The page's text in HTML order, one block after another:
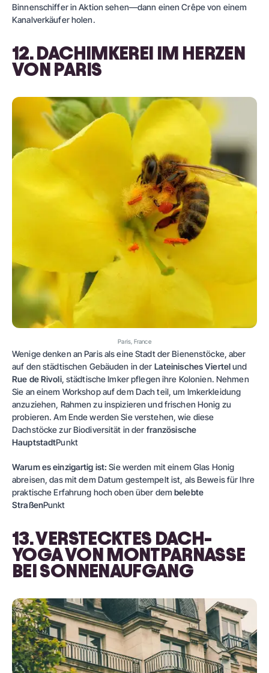
Binnenschiffer in Aktion sehen—dann einen Crêpe von einem
Kanalverkäufer holen.
12. DACHIMKEREI IM HERZEN
VON PARIS
Paris, France
Wenige denken an Paris als eine Stadt der Bienenstöcke, aber
auf den städtischen Gebäuden in der Lateinisches Viertelund
Rue de Rivoli, städtische Imker pflegen ihre Kolonien. Nehmen
Sie an einem Workshop auf dem Dach teil, um Imkerkleidung
anzuziehen, Rahmen zu inspizieren und frischen Honig zu
probieren. Am Ende werden Sie verstehen, wie diese
Dachstöcke zur Biodiversität in der französische
HauptstadtPunkt
Warum es einzigartig ist: Sie werden mit einem Glas Honig
abreisen, das mit dem Datum gestempelt ist, als Beweis für Ihre
praktische Erfahrung hoch oben über dembelebte
StraßenPunkt
13. VERSTECKTES DACH-
YOGA VON MONTPARNASSE
BEI SONNENAUFGANG